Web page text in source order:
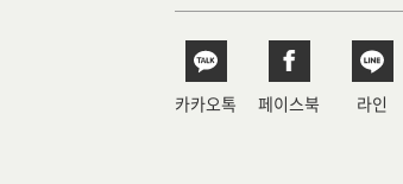
카카오톡 페이스북 라인